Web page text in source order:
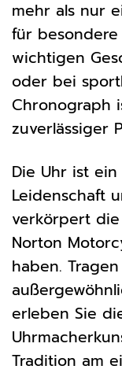
mehr als nur
für
wichtigen
oder bei
Chronograph
zuverlässiger
Die Uhr ist
Leidenschaft
verkörpert
Norton
haben.
erleben Sie
Tradition am